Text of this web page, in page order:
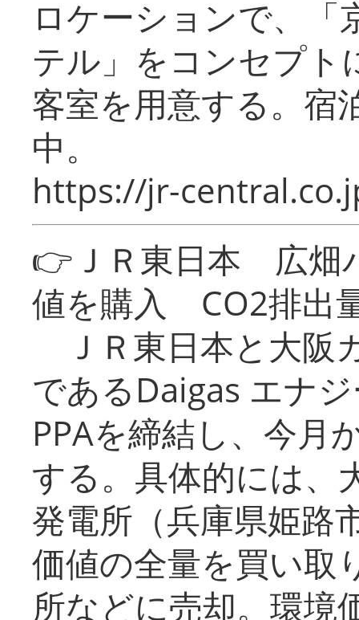
ロケーションで、「
テル」をコンセプト
客室を用意する。宿
中。
https://jr-
👉ＪＲ東日本 広畑
値を購入 CO2排出
ＪＲ東日本と大阪
であるDaigas エナ
PPAを締結し、今月
する。具体的には、
発電所（兵庫県姫路
価値の全量を買い取
所などに売却。環境